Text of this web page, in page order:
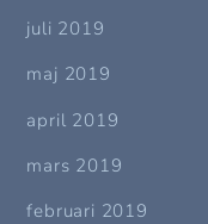
juli 2019
maj 2019
april 2019
mars 2019
februari 2019